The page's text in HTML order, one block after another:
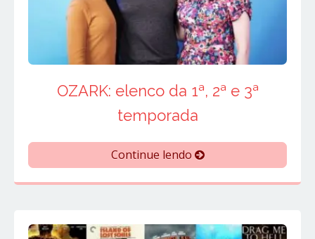
OZARK: elenco da 1ª, 2ª e 3ª
temporada
Continue lendo